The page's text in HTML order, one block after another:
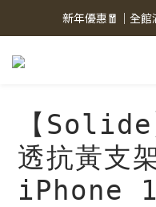
新年優惠🧧｜全館
【Solide
透抗黃支
iPhone